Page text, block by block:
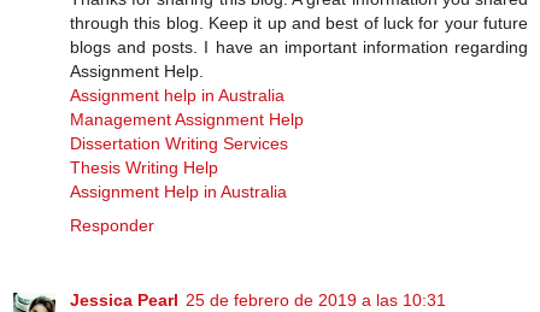
through this blog. Keep it up and best of luck for your future
blogs and posts. I have an important information regarding
Assignment Help.
Assignment help in Australia
Management Assignment Help
Dissertation Writing Services
Thesis Writing Help
Assignment Help in Australia
Responder
Jessica Pearl 25 de febrero de 2019 a las 10:31